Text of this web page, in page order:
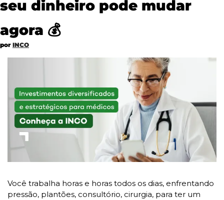
seu dinheiro pode mudar
agora 💰
por INCO
Você trabalha horas e horas todos os dias, enfrentando
pressão, plantões, consultório, cirurgia, para ter um